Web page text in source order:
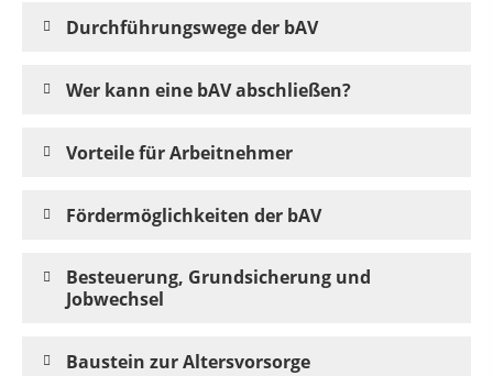
Durchführungswege der bAV
Wer kann eine bAV abschließen?
Vorteile für Arbeitnehmer
Fördermöglichkeiten der bAV
Besteuerung, Grundsicherung und
Jobwechsel
Baustein zur Altersvorsorge